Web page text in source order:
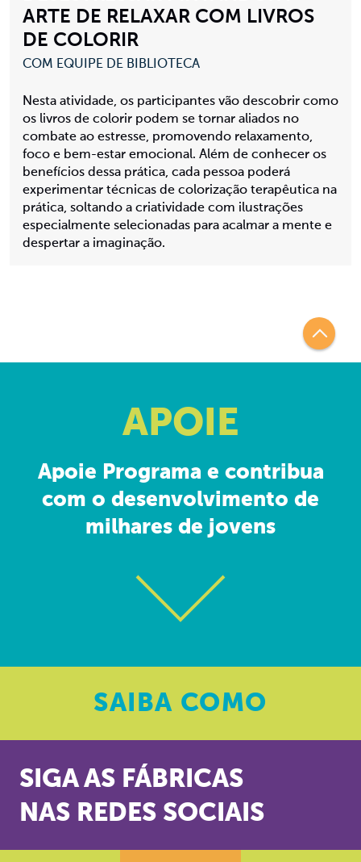
ARTE DE RELAXAR COM LIVROS
DE COLORIR
COM EQUIPE DE BIBLIOTECA
Nesta atividade, os participantes vão descobrir como
os livros de colorir podem se tornar aliados no
combate ao estresse, promovendo relaxamento,
foco e bem-estar emocional. Além de conhecer os
benefícios dessa prática, cada pessoa poderá
experimentar técnicas de colorização terapêutica na
prática, soltando a criatividade com ilustrações
especialmente selecionadas para acalmar a mente e
despertar a imaginação.
APOIE
Apoie Programa e contribua
com o desenvolvimento de
milhares de jovens
SAIBA COMO
SIGA AS FÁBRICAS
NAS REDES SOCIAIS